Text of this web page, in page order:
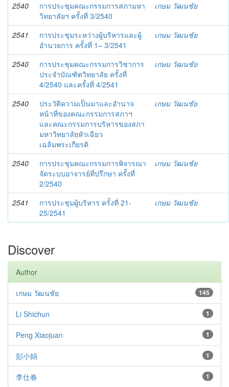
2540
การประชุมคณะกรรมการสภามหา
วิทยาลัยฯ ครั้งที่ 3/2540
เกษม วัฒนชัย
2541
การประชุมระหว่างผู้บริหารและผู้
อำนวยการ ครั้งที่ 1– 3/2541
เกษม วัฒนชัย
2540
การประชุมคณะกรรมการวิชาการ
ประจำบัณฑิตวิทยาลัย ครั้งที่
4/2540 และครั้งที่ 4/2541
เกษม วัฒนชัย
2540
ประวัติความเป็นมาและอำนาจ
หน้าที่ของคณะกรรมการสภาฯ
และคณะกรรมการบริหารของสภา
มหาวิทยาลัยหัวเฉียว
เฉลิมพระเกียรติ
เกษม วัฒนชัย
2540
การประชุมคณะกรรมการพิจารณา
จัดระบบอาจารย์ที่ปรึกษา ครั้งที่
2/2540
เกษม วัฒนชัย
2541
การประชุมผู้บริหาร ครั้งที่ 21-
25/2541
เกษม วัฒนชัย
Discover
Author
145
เกษม วัฒนชัย
1
Li Shichun
1
Peng Xiaojuan
1
彭小娟
1
李仕春